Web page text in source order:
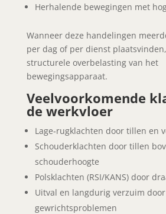
Herhalende bewegingen met
Wanneer deze handelingen
per dag of per dienst
structurele overbelasting van het
bewegingsapparaat.
Veelvoorkomende
de werkvloer
Lage‑rugklachten door tillen en
Schouderklachten door tillen
schouderhoogte
Polsklachten (RSI/KANS) door
Uitval en langdurig verzuim
gewrichtsproblemen